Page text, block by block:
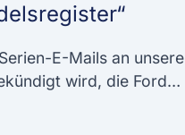
E-Mails an unsere
wird, die Ford…